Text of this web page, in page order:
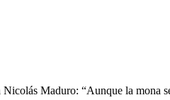
Maduro: “Aunque la mona